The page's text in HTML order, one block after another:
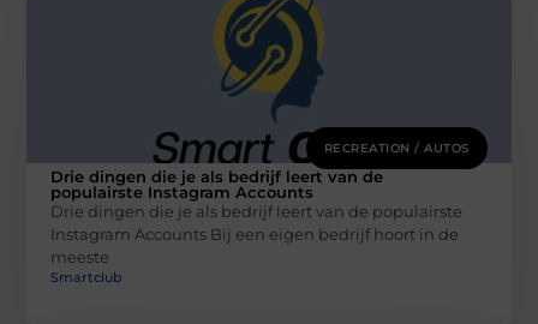
RECREATION / AUTOS
Drie dingen die je als bedrijf leert van de
populairste Instagram Accounts
Drie dingen die je als bedrijf leert van de populairste
Instagram Accounts Bij een eigen bedrijf hoort in de
meeste
Smartclub